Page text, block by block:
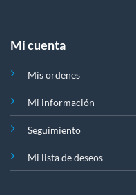
Mi cuenta
Mis ordenes
Mi información
Seguimiento
Mi lista de deseos